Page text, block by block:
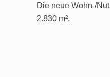
Die neue Wohn-/
2.830 m².